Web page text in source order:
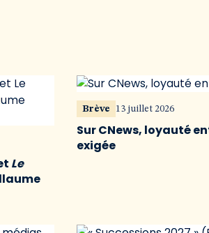
Le
Brève 13 juillet 2026
Sur CNews, loyauté
exigée